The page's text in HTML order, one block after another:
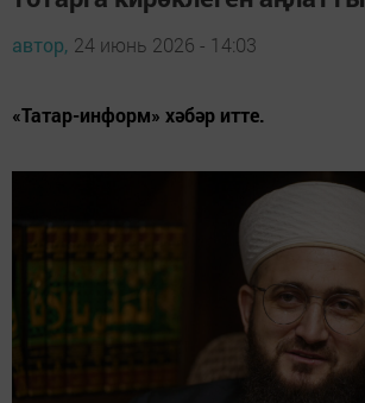
автор, 24 июнь 2026 - 14:03
«Татар-информ» хәбәр итте.